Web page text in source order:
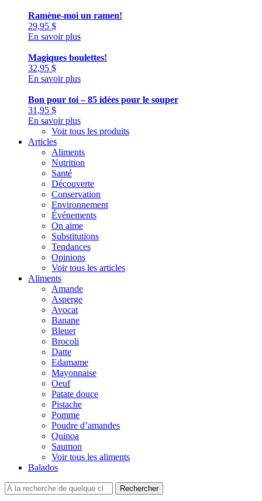
Ramène-moi un ramen!
29,95 $
En savoir plus
Magiques boulettes!
32,95 $
En savoir plus
Bon pour toi – 85 idées pour le souper
31,95 $
En savoir plus
Voir tous les produits
Articles
Aliments
Nutrition
Santé
Découverte
Conservation
Environnement
Événements
On aime
Substitutions
Tendances
Opinions
Voir tous les articles
Aliments
Amande
Asperge
Avocat
Banane
Bleuet
Brocoli
Datte
Edamame
Mayonnaise
Oeuf
Patate douce
Pistache
Pomme
Poudre d’amandes
Quinoa
Saumon
Voir tous les aliments
Balados